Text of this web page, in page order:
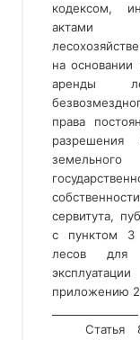
кодексом,
актами
на основании
аренды
права
разрешения
сервитута,
с пунктом 3
лесов для
приложению
Статья